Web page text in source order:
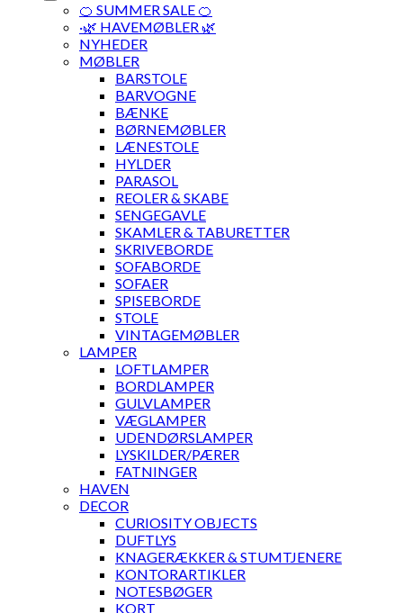
🍊 SUMMER SALE 🍊
·🌿 HAVEMØBLER 🌿
NYHEDER
MØBLER
BARSTOLE
BARVOGNE
BÆNKE
BØRNEMØBLER
LÆNESTOLE
HYLDER
PARASOL
REOLER & SKABE
SENGEGAVLE
SKAMLER & TABURETTER
SKRIVEBORDE
SOFABORDE
SOFAER
SPISEBORDE
STOLE
VINTAGEMØBLER
LAMPER
LOFTLAMPER
BORDLAMPER
GULVLAMPER
VÆGLAMPER
UDENDØRSLAMPER
LYSKILDER/PÆRER
FATNINGER
HAVEN
DECOR
CURIOSITY OBJECTS
DUFTLYS
KNAGERÆKKER & STUMTJENERE
KONTORARTIKLER
NOTESBØGER
KORT